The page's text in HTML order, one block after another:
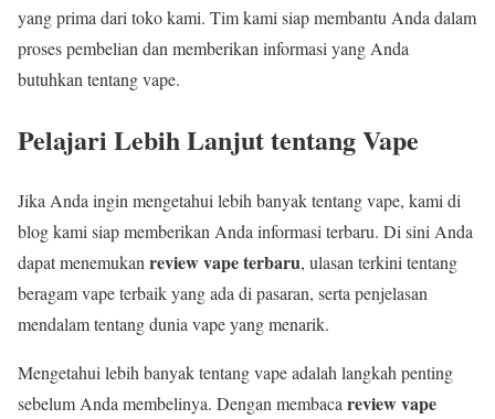
yang prima dari toko kami. Tim kami siap membantu Anda dalam
proses pembelian dan memberikan informasi yang Anda
butuhkan tentang vape.
Pelajari Lebih Lanjut tentang Vape
Jika Anda ingin mengetahui lebih banyak tentang vape, kami di
blog kami siap memberikan Anda informasi terbaru. Di sini Anda
dapat menemukan review vape terbaru, ulasan terkini tentang
beragam vape terbaik yang ada di pasaran, serta penjelasan
mendalam tentang dunia vape yang menarik.
Mengetahui lebih banyak tentang vape adalah langkah penting
sebelum Anda membelinya. Dengan membaca review vape